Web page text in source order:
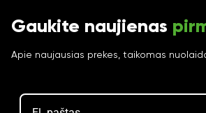
Gaukite naujienas
Apie naujausias prekes, taikomas